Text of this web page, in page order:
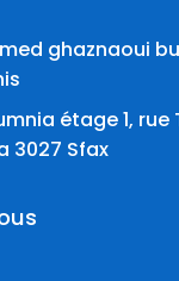
ghaznaoui
étage 1, rue
3027 Sfax